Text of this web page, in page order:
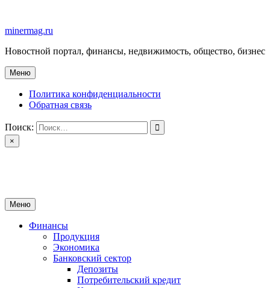
содержимому
minermag.ru
Новостной портал, финансы, недвижимость, общество, бизнес
Меню
Политика конфиденциальности
Обратная связь
Поиск:
×
Меню
Финансы
Продукция
Экономика
Банковский сектор
Депозиты
Потребительский кредит